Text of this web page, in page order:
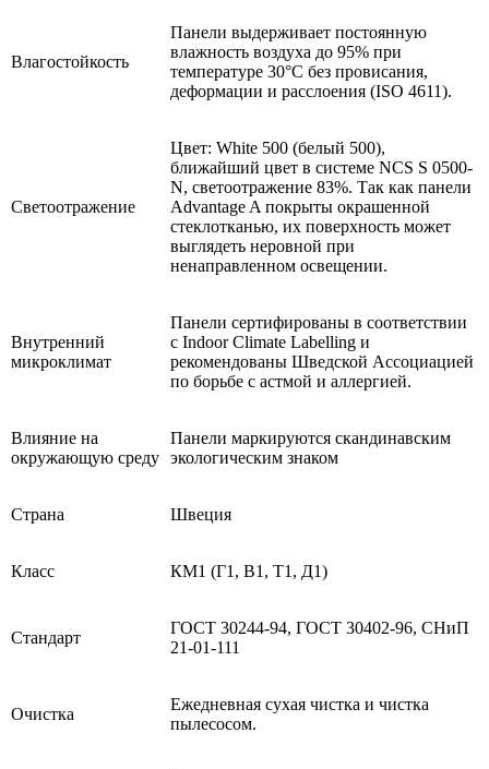
Влагостойкость
Панели выдерживает постоянную
влажность воздуха до 95% при
температуре 30°C без провисания,
деформации и расслоения (ISO 4611).
Светоотражение
Цвет: White 500 (белый 500),
ближайший цвет в системе NCS S 0500-
N, светоотражение 83%. Так как панели
Advantage A покрыты окрашенной
стеклотканью, их поверхность может
выглядеть неровной при
ненаправленном освещении.
Внутренний
микроклимат
Панели сертифированы в соответствии
с Indoor Climate Labelling и
рекомендованы Шведской Ассоциацией
по борьбе с астмой и аллергией.
Влияние на
окружающую среду
Панели маркируются скандинавским
экологическим знаком
Страна Швеция
Класс КМ1 (Г1, В1, Т1, Д1)
Стандарт
ГОСТ 30244-94, ГОСТ 30402-96, СНиП
21-01-111
Очистка
Ежедневная сухая чистка и чистка
пылесосом.